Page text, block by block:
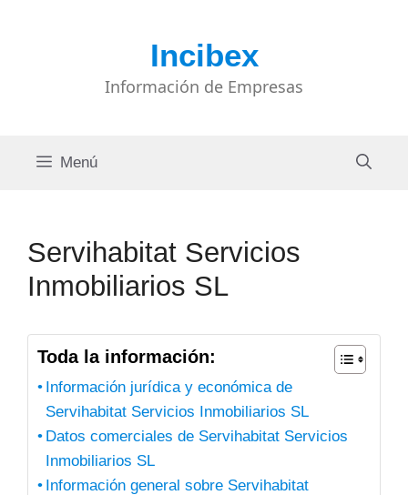
Incibex
Información de Empresas
Menú
Servihabitat Servicios
Inmobiliarios SL
Toda la información:
Información jurídica y económica de
Servihabitat Servicios Inmobiliarios SL
Datos comerciales de Servihabitat Servicios
Inmobiliarios SL
Información general sobre Servihabitat